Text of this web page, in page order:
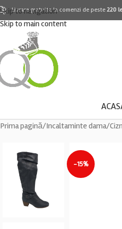
Skip to navigation
Skip to main content
Livrare gratuita la comenzi de peste 220
Prima pagină/Incaltaminte dama/
-15%